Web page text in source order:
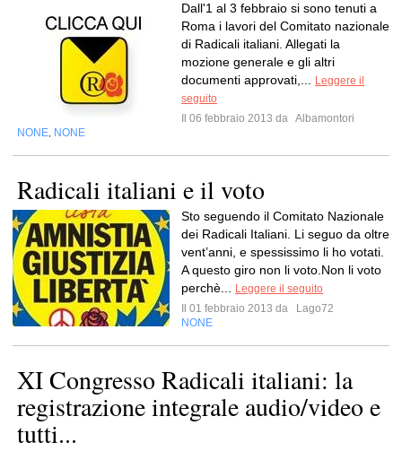
Dall'1 al 3 febbraio si sono tenuti a
Roma i lavori del Comitato nazionale
di Radicali italiani. Allegati la
mozione generale e gli altri
documenti approvati,...
Leggere il
seguito
Il 06 febbraio 2013 da Albamontori
NONE NONE
Radicali italiani e il voto
Sto seguendo il Comitato Nazionale
dei Radicali Italiani. Li seguo da oltre
vent’anni, e spessissimo li ho votati.
A questo giro non li voto.Non li voto
perchè...
Leggere il seguito
Il 01 febbraio 2013 da
Lago72
NONE
XI Congresso Radicali italiani: la
registrazione integrale audio/video e
tutti...